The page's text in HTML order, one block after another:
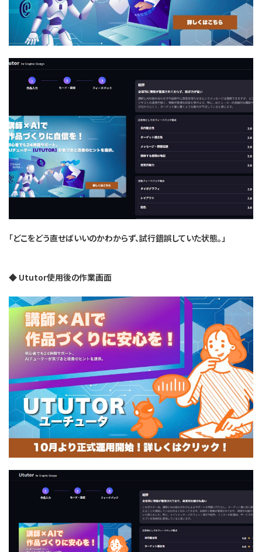
「どこをどう直せばいいのかわからず、試行錯誤していた状態。」
◆ Ututor使用後の作業画面